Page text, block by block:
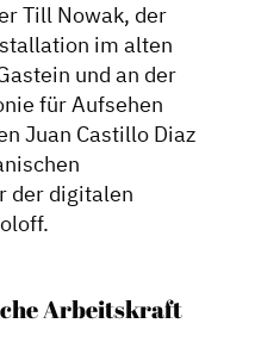
Till Nowak, der
im alten
und an der
für Aufsehen
Juan Castillo Diaz
der digitalen
Arbeitskraft